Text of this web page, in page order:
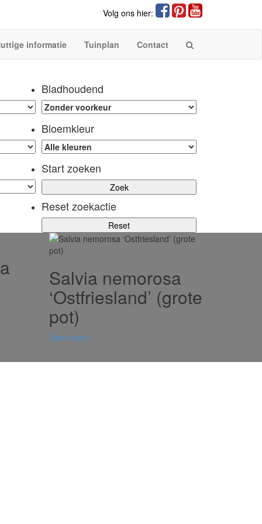
Volg ons hier:
informatie Tuinplan Contact
Bladhoudend
Bloemkleur
Start zoeken
Reset zoekactie
Salvia nemorosa
‘Ostfriesland’ (grote
pot)
View more